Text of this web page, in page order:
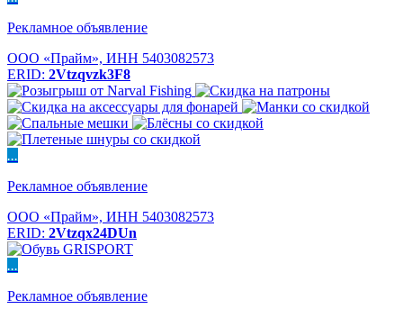
Рекламное объявление
ООО «Прайм», ИНН 5403082573
ERID: 2Vtzqvzk3F8
...
Рекламное объявление
ООО «Прайм», ИНН 5403082573
ERID: 2Vtzqx24DUn
...
Рекламное объявление